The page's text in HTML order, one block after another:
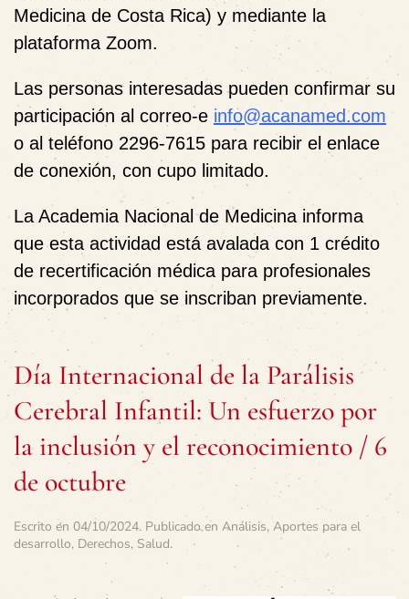
Medicina de Costa Rica) y mediante la
plataforma Zoom.
Las personas interesadas pueden confirmar su
participación al correo-e info@acanamed.com
o al teléfono 2296-7615 para recibir el enlace
de conexión, con cupo limitado.
La Academia Nacional de Medicina informa
que esta actividad está avalada con 1 crédito
de recertificación médica para profesionales
incorporados que se inscriban previamente.
Día Internacional de la Parálisis
Cerebral Infantil: Un esfuerzo por
la inclusión y el reconocimiento / 6
de octubre
Escrito en 04/10/2024. Publicado en Análisis, Aportes para el
desarrollo, Derechos, Salud.